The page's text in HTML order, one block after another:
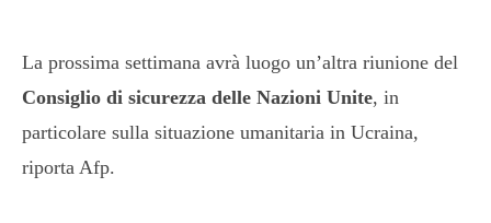
La prossima settimana avrà luogo un’altra riunione del
Consiglio di sicurezza delle Nazioni Unite, in
particolare sulla situazione umanitaria in Ucraina,
riporta Afp.